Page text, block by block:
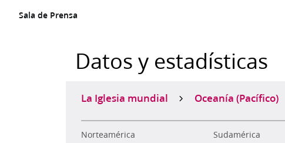
Sala de Prensa
Datos y estadísticas
La Iglesia mundial Oceanía (Pacífico)
Norteamérica Sudamérica